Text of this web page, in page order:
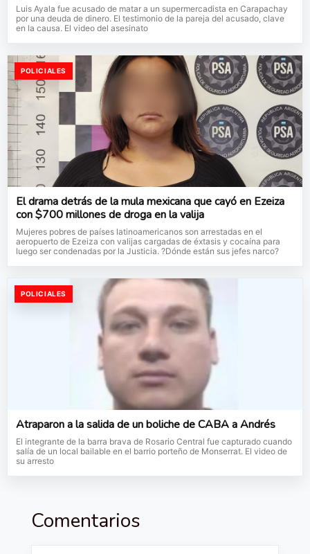
Luis Ayala fue acusado de matar a un supermercadista en Carapachay
por una deuda de dinero. El testimonio de la pareja del acusado, clave
en la causa. El video del asesinato
POLICIALES
El drama detrás de la mula mexicana que cayó en Ezeiza
con $700 millones de droga en la valija
Mujeres pobres de países latinoamericanos son arrestadas en el
aeropuerto de Ezeiza con valijas cargadas de éxtasis y cocaína para
luego ser condenadas por la Justicia. ?Dónde están sus jefes narco?
POLICIALES
Atraparon a la salida de un boliche de CABA a Andrés
El integrante de la barra brava de Rosario Central fue capturado cuando
salía de un local bailable en el barrio porteño de Monserrat. El video de
su arresto
Comentarios